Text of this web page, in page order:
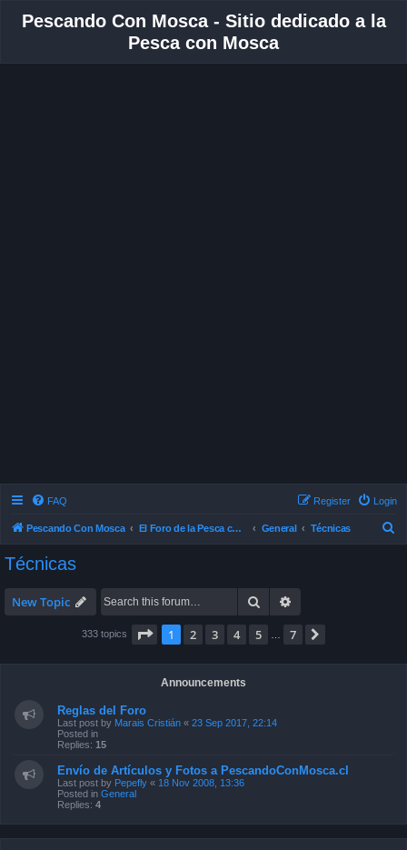
Pescando Con Mosca - Sitio dedicado a la
Pesca con Mosca
FAQ Login
Register
Pescando Con Mosca El Foro de la Pesca con Mosca en Chile General Técnicas
Técnicas
New Topic Search
333 topics Page 1of 7
1 2 3 4 5 7
Announcements
Reglas del Foro
Last post by Marais Cristián « 23 Sep 2017, 22:14
Posted in
Replies: 15
Envío de Artículos y Fotos a PescandoConMosca.cl
Last post by Pepefly « 18 Nov 2008, 13:36
Posted in General
Replies: 4